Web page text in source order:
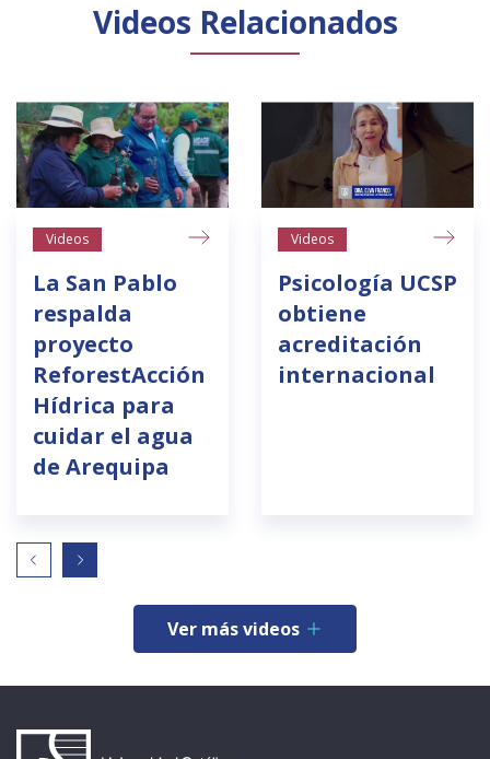
Videos Relacionados
Videos
La San Pablo
respalda
proyecto
ReforestAcción
Hídrica para
cuidar el agua
de Arequipa
Videos
Psicología UCSP
obtiene
acreditación
internacional
Ver más videos